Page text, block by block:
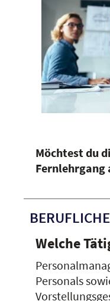
Möchtest du
Fernlehrgang
Welche
Personals